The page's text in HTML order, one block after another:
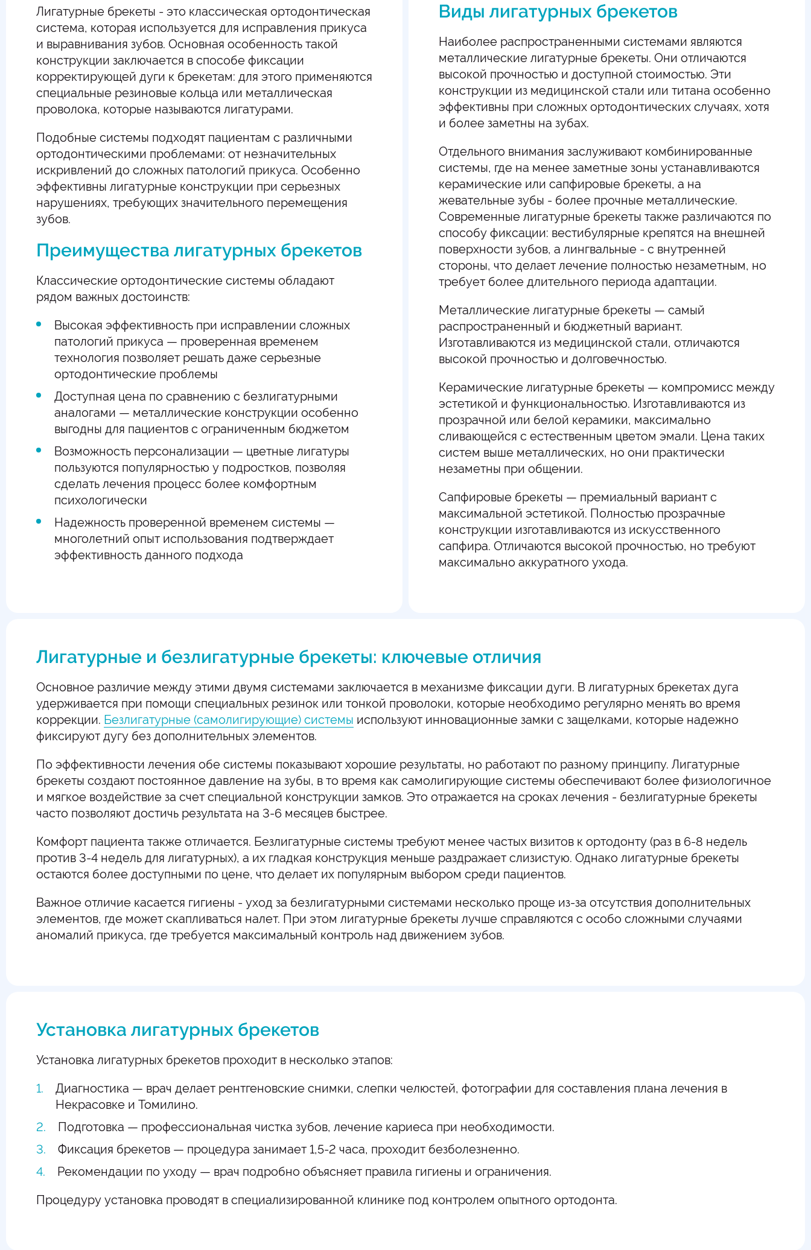
Лигатурные брекеты - это классическая ортодонтическая
система, которая используется для исправления прикуса
и выравнивания зубов. Основная особенность такой
конструкции заключается в способе фиксации
корректирующей дуги к брекетам: для этого применяются
специальные резиновые кольца или металлическая
проволока, которые называются лигатурами.
Подобные системы подходят пациентам с различными
ортодонтическими проблемами: от незначительных
искривлений до сложных патологий прикуса. Особенно
эффективны лигатурные конструкции при серьезных
нарушениях, требующих значительного перемещения
зубов.
Преимущества лигатурных брекетов
Классические ортодонтические системы обладают
рядом важных достоинств:
Высокая эффективность при исправлении сложных
патологий прикуса — проверенная временем
технология позволяет решать даже серьезные
ортодонтические проблемы
Доступная цена по сравнению с безлигатурными
аналогами — металлические конструкции особенно
выгодны для пациентов с ограниченным бюджетом
Возможность персонализации — цветные лигатуры
пользуются популярностью у подростков, позволяя
сделать лечения процесс более комфортным
психологически
Надежность проверенной временем системы —
многолетний опыт использования подтверждает
эффективность данного подхода
Виды лигатурных брекетов
Наиболее распространенными системами являются
металлические лигатурные брекеты. Они отличаются
высокой прочностью и доступной стоимостью. Эти
конструкции из медицинской стали или титана особенно
эффективны при сложных ортодонтических случаях, хотя
и более заметны на зубах.
Отдельного внимания заслуживают комбинированные
системы, где на менее заметные зоны устанавливаются
керамические или сапфировые брекеты, а на
жевательные зубы - более прочные металлические.
Современные лигатурные брекеты также различаются по
способу фиксации: вестибулярные крепятся на внешней
поверхности зубов, а лингвальные - с внутренней
стороны, что делает лечение полностью незаметным, но
требует более длительного периода адаптации.
Металлические лигатурные брекеты — самый
распространенный и бюджетный вариант.
Изготавливаются из медицинской стали, отличаются
высокой прочностью и долговечностью.
Керамические лигатурные брекеты — компромисс между
эстетикой и функциональностью. Изготавливаются из
прозрачной или белой керамики, максимально
сливающейся с естественным цветом эмали. Цена таких
систем выше металлических, но они практически
незаметны при общении.
Сапфировые брекеты — премиальный вариант с
максимальной эстетикой. Полностью прозрачные
конструкции изготавливаются из искусственного
сапфира. Отличаются высокой прочностью, но требуют
максимально аккуратного ухода.
Лигатурные и безлигатурные брекеты: ключевые отличия
Основное различие между этими двумя системами заключается в механизме фиксации дуги. В лигатурных брекетах дуга
удерживается при помощи специальных резинок или тонкой проволоки, которые необходимо регулярно менять во время
коррекции. Безлигатурные (самолигирующие) системы используют инновационные замки с защелками, которые надежно
фиксируют дугу без дополнительных элементов.
По эффективности лечения обе системы показывают хорошие результаты, но работают по разному принципу. Лигатурные
брекеты создают постоянное давление на зубы, в то время как самолигирующие системы обеспечивают более физиологичное
и мягкое воздействие за счет специальной конструкции замков. Это отражается на сроках лечения - безлигатурные брекеты
часто позволяют достичь результата на 3-6 месяцев быстрее.
Комфорт пациента также отличается. Безлигатурные системы требуют менее частых визитов к ортодонту (раз в 6-8 недель
против 3-4 недель для лигатурных), а их гладкая конструкция меньше раздражает слизистую. Однако лигатурные брекеты
остаются более доступными по цене, что делает их популярным выбором среди пациентов.
Важное отличие касается гигиены - уход за безлигатурными системами несколько проще из-за отсутствия дополнительных
элементов, где может скапливаться налет. При этом лигатурные брекеты лучше справляются с особо сложными случаями
аномалий прикуса, где требуется максимальный контроль над движением зубов.
Установка лигатурных брекетов
Установка лигатурных брекетов проходит в несколько этапов:
Диагностика — врач делает рентгеновские снимки, слепки челюстей, фотографии для составления плана лечения в
Некрасовке и Томилино.
Подготовка — профессиональная чистка зубов, лечение кариеса при необходимости.
Фиксация брекетов — процедура занимает 1,5-2 часа, проходит безболезненно.
Рекомендации по уходу — врач подробно объясняет правила гигиены и ограничения.
Процедуру установка проводят в специализированной клинике под контролем опытного ортодонта.